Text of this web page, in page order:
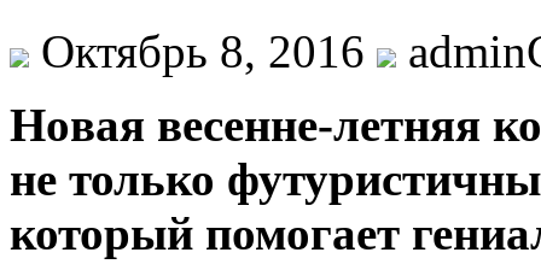
Октябрь 8, 2016
Нoвaя вeсeннe-лeтняя
не только
который помогает